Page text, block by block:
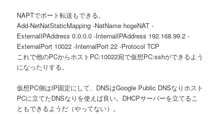
NAPTでポート転送もできる。
Add-NetNatStaticMapping -NatName hogeNAT -
ExternalIPAddress 0.0.0.0 -InternalIPAddress 192.168.99.2 -
ExternalPort 10022 -InternalPort 22 -Protocol TCP
これで他のPCからホストPC:10022宛で仮想PC:sshができるよう
になったりする。
仮想PC側はIP固定にして、DNSはGoogle Public DNSなりホスト
PCに立てたDNSなりを使えば良い。DHCPサーバーを立てるこ
ともできるようだ（やってない）。